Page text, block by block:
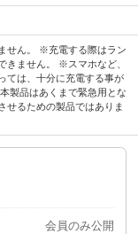
せん。 ※充電する際はラン
きません。 ※スマホなど、
ては、十分に充電する事が
製品はあくまで緊急用とな
せるための製品ではありま
会員のみ公開